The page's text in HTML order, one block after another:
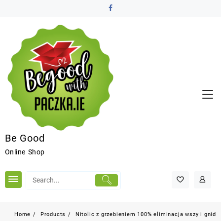
Be Good
Online Shop
Home Products Nitolic z grzebieniem 100% eliminacja wszy i gnid